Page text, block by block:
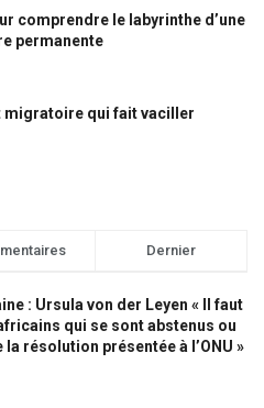
comprendre le labyrinthe d’une
permanente
migratoire qui fait vaciller
Dernier
: Ursula von der Leyen « Il faut
qui se sont abstenus ou
résolution présentée à l’ONU »